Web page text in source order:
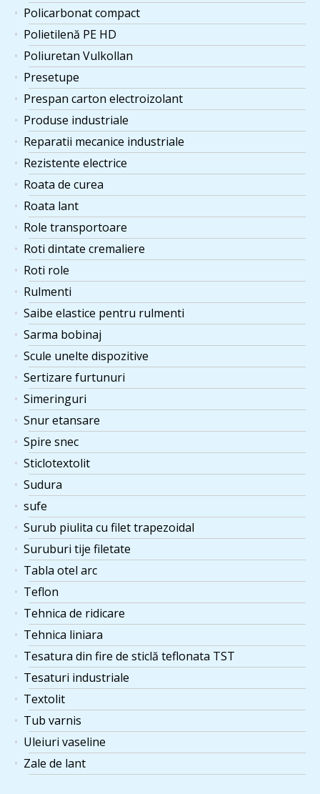
Policarbonat compact
Polietilenă PE HD
Poliuretan Vulkollan
Presetupe
Prespan carton electroizolant
Produse industriale
Reparatii mecanice industriale
Rezistente electrice
Roata de curea
Roata lant
Role transportoare
Roti dintate cremaliere
Roti role
Rulmenti
Saibe elastice pentru rulmenti
Sarma bobinaj
Scule unelte dispozitive
Sertizare furtunuri
Simeringuri
Snur etansare
Spire snec
Sticlotextolit
Sudura
sufe
Surub piulita cu filet trapezoidal
Suruburi tije filetate
Tabla otel arc
Teflon
Tehnica de ridicare
Tehnica liniara
Tesatura din fire de sticlă teflonata TST
Tesaturi industriale
Textolit
Tub varnis
Uleiuri vaseline
Zale de lant